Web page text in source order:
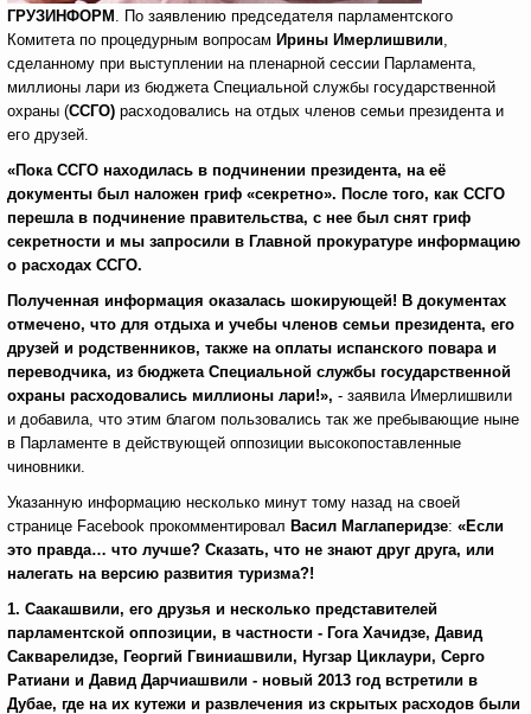
ГРУЗИНФОРМ . По заявлению председателя парламентского
Комитета по процедурным вопросам Ирины Имерлишвили,
сделанному при выступлении на пленарной сессии Парламента,
миллионы лари из бюджета Специальной службы государственной
охраны (ССГО) расходовались на отдых членов семьи президента и
его друзей.
«Пока ССГО находилась в подчинении президента, на её
документы был наложен гриф «секретно». После того, как ССГО
перешла в подчинение правительства, с нее был снят гриф
секретности и мы запросили в Главной прокуратуре информацию
о расходах ССГО.
Полученная информация оказалась шокирующей! В документах
отмечено, что для отдыха и учебы членов семьи президента, его
друзей и родственников, также на оплаты испанского повара и
переводчика, из бюджета Специальной службы государственной
охраны расходовались миллионы лари!», - заявила Имерлишвили
и добавила, что этим благом пользовались так же пребывающие ныне
в Парламенте в действующей оппозиции высокопоставленные
чиновники.
Указанную информацию несколько минут тому назад на своей
странице Facebook прокомментировал Васил Маглаперидзе: «Если
это правда… что лучше? Сказать, что не знают друг друга, или
налегать на версию развития туризма?!
1. Саакашвили, его друзья и несколько представителей
парламентской оппозиции, в частности - Гога Хачидзе, Давид
Сакварелидзе, Георгий Гвиниашвили, Нугзар Циклаури, Серго
Ратиани и Давид Дарчиашвили - новый 2013 год встретили в
Дубае, где на их кутежи и развлечения из скрытых расходов были